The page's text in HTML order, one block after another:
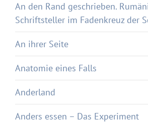
An den Rand geschrieben.
Schriftsteller im Fadenkreuz der
An ihrer Seite
Anatomie eines Falls
Anderland
Anders essen – Das Experiment